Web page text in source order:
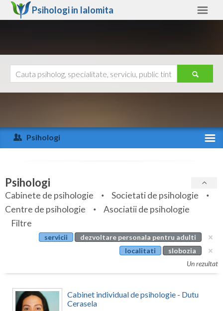
Psihologi in Ialomita
Arad
Arges
Bihor
Bistrita-Nasaud
Botosani
Bucuresti
Buzau
Ajutor
Psihologi
Specialitati
Servicii
Articole
Evenimente
Psihologi
Cabinete de psihologie
Societati de psihologie
Centre de psihologie
Asociatii de psihologie
Filtre
servicii
dezvoltare personala pentru adulti
localitati
slobozia
Un rezultat
Cabinet individual de psihologie - Dutu
Cerasela